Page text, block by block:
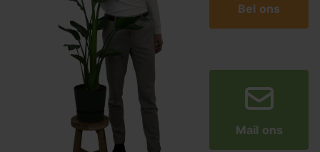
Bel ons
Mail ons